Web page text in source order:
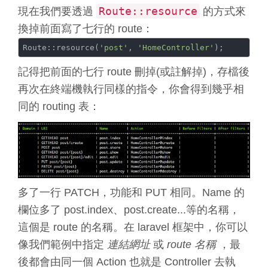
現在我們要透過 Route::resource 的方式來
換掉前面寫了七行的 route：
Route::resource( 'post' , 'HomeController'
記得把前面的七行 route 刪掉(或註解掉)，存檔後
再次在終端機執行同樣的指令，你會得到幾乎相
同的 routing 表：
多了一行 PATCH，功能和 PUT 相同。Name 的
欄位多了 post.index、post.create...等的名稱，
這個是 route 的名稱。在 laravel 框架中，你可以
像我們範例中指定 連結網址或 route 名稱，最
後都會由同一個 Action 也就是 Controller 去執